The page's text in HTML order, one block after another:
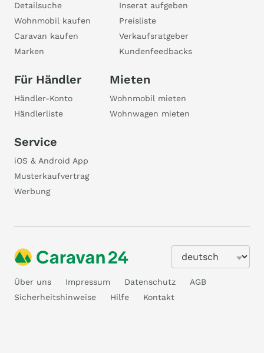
Detailsuche
Wohnmobil kaufen
Caravan kaufen
Marken
Inserat aufgeben
Preisliste
Verkaufsratgeber
Kundenfeedbacks
Für Händler
Händler-Konto
Händlerliste
Mieten
Wohnmobil mieten
Wohnwagen mieten
Service
iOS & Android App
Musterkaufvertrag
Werbung
Über uns Impressum Datenschutz
AGB
Sicherheitshinweise
Hilfe Kontakt